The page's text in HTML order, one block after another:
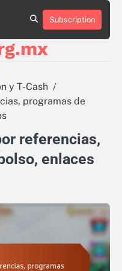
About
Contact
Cookie
Privacy
Sitemap
Terms
Conditions
Subscription
y T-Cash
programas de
referencias,
enlaces